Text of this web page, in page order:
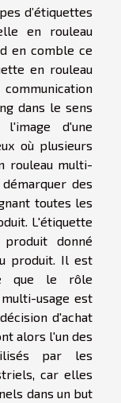
d’étiquettes
en rouleau
en comble ce
en rouleau
dans le sens
d'une
où plusieurs
rouleau multi-
des
toutes les
L'étiquette
donné
produit. Il est
que le rôle
usage est
d'achat
alors l'un des
par les
car elles
dans un but